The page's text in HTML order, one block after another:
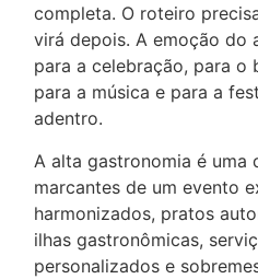
completa. O roteiro
virá depois. A emoção do
para a celebração, para o
para a música e para a
adentro.
A alta gastronomia é uma
marcantes de um evento
harmonizados, pratos
ilhas gastronômicas,
personalizados e